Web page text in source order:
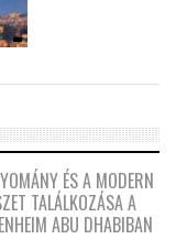
ÉS A MODERN
TALÁLKOZÁSA A
ABU DHABIBAN